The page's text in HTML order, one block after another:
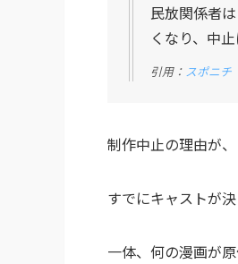
民放関係者
くなり、中
引用： スポニチ
制作中止の理由が
すでにキャストが
一体、何の漫画が